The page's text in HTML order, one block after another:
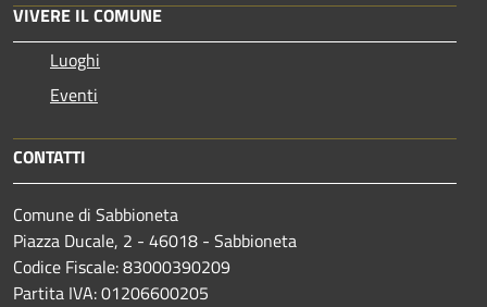
VIVERE IL COMUNE
Luoghi
Eventi
CONTATTI
Comune di Sabbioneta
Piazza Ducale, 2 - 46018 - Sabbioneta
Codice Fiscale: 83000390209
Partita IVA: 01206600205